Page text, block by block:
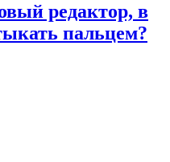
редактор, в
пальцем?